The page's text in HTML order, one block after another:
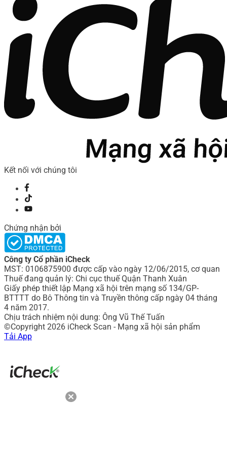
Kết nối với chúng tôi
Chứng nhận bởi
Công ty Cổ phần iCheck
MST: 0106875900 được cấp vào ngày 12/06/2015, cơ quan
Thuế đang quản lý: Chi cục thuế Quận Thanh Xuân
Giấy phép thiết lập Mạng xã hội trên mạng số 134/GP-
BTTTT do Bô Thông tin và Truyền thông cấp ngày 04 tháng
4 năm 2017.
Chịu trách nhiệm nội dung: Ông Vũ Thế Tuấn
©Copyright 2026 iCheck Scan - Mạng xã hội sản phẩm
Tải App